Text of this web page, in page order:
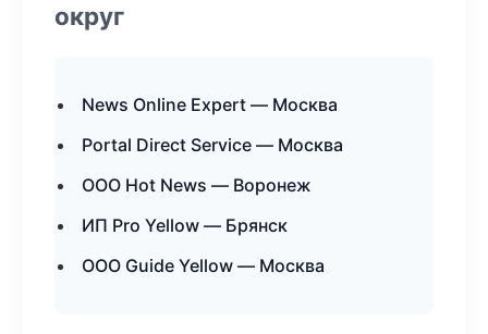
округ
News Online Expert — Москва
Portal Direct Service — Москва
ООО Hot News — Воронеж
ИП Pro Yellow — Брянск
ООО Guide Yellow — Москва